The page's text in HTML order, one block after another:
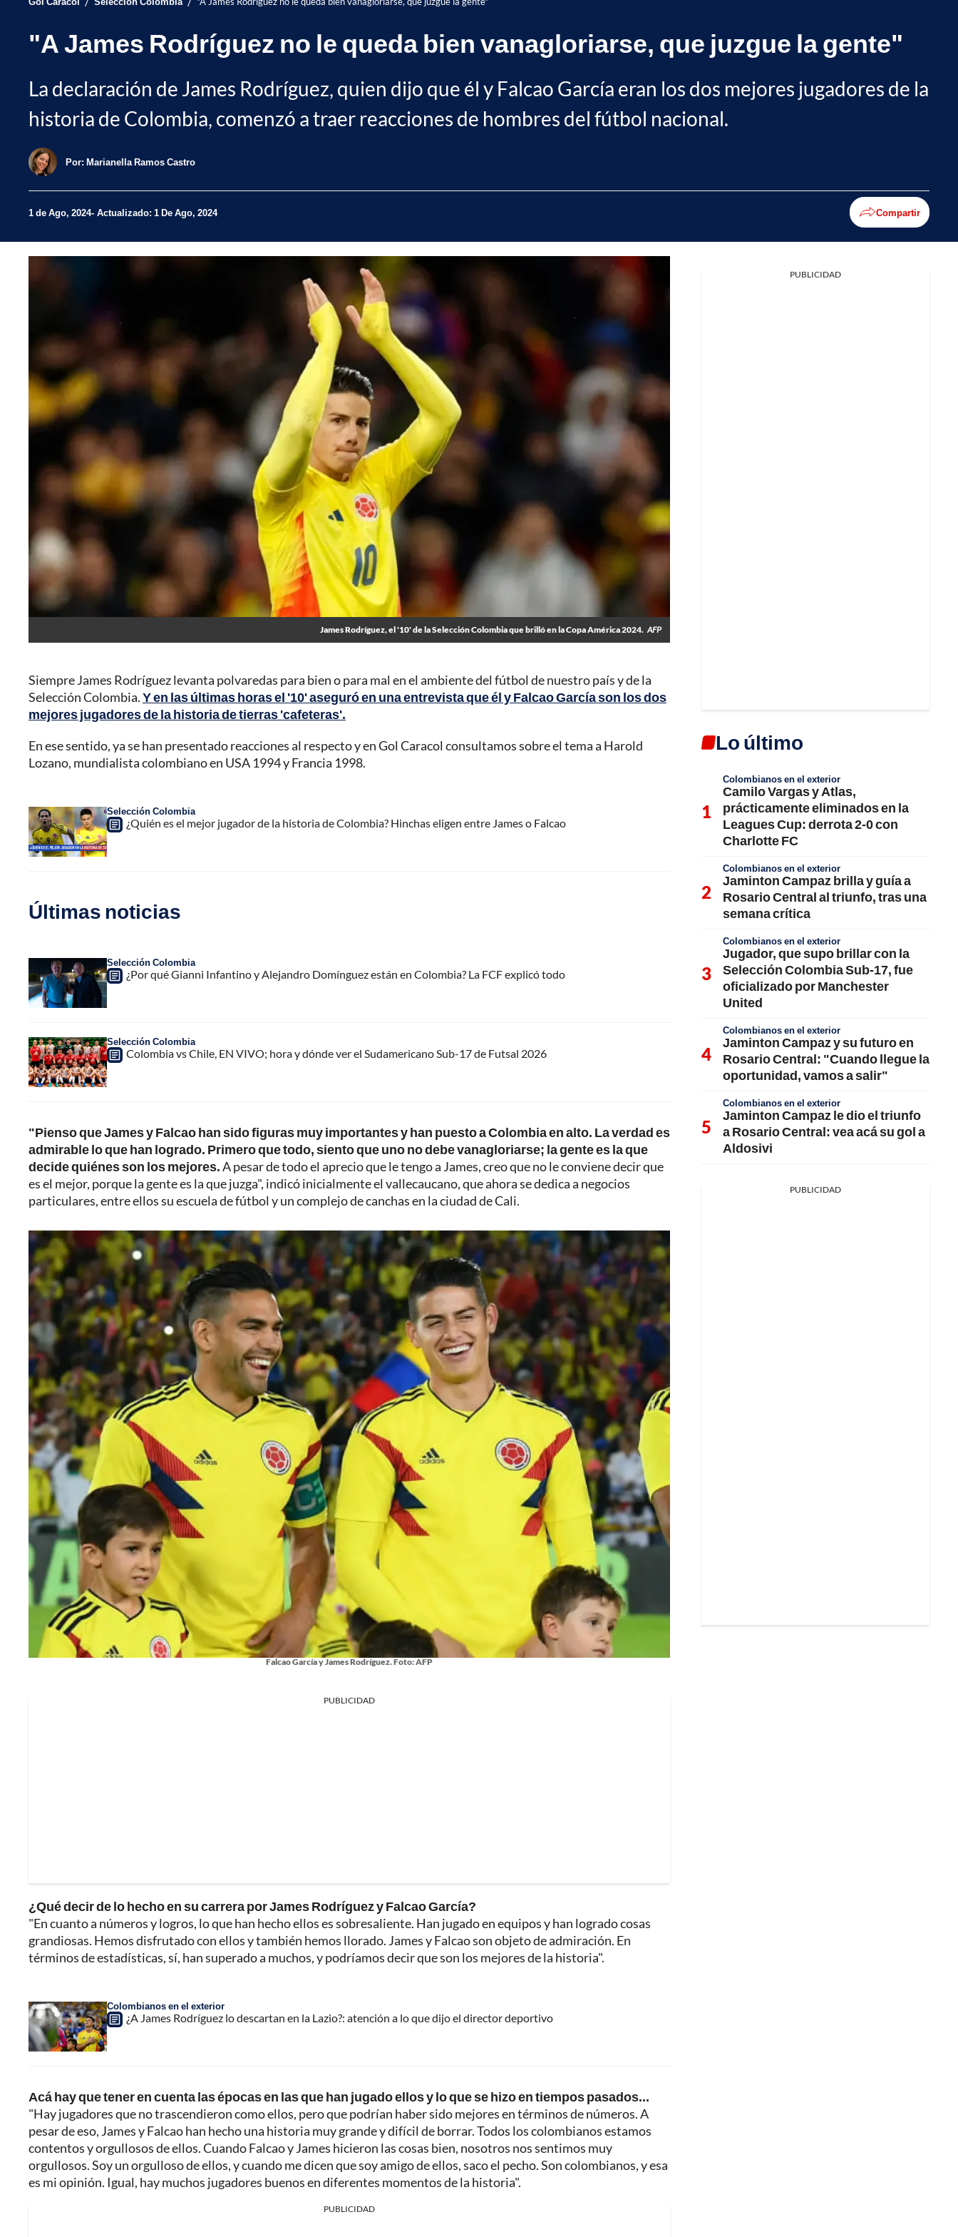
"A James Rodríguez no le queda bien vanagloriarse, que juzgue la gente"
La declaración de James Rodríguez, quien dijo que él y Falcao García eran los dos mejores jugadores de la
historia de Colombia, comenzó a traer reacciones de hombres del fútbol nacional.
Por: Marianella Ramos Castro
1 de Ago, 2024 Actualizado: 1 De Ago, 2024 Compartir
James Rodríguez, el '10' de la Selección Colombia que brilló en la Copa América 2024. AFP
Siempre James Rodríguez levanta polvaredas para bien o para mal en el ambiente del fútbol de nuestro país y de la
Selección Colombia.Y en las últimas horas el '10' aseguró en una entrevista que él y Falcao García son los dos
mejores jugadores de la historia de tierras 'cafeteras'.
En ese sentido, ya se han presentado reacciones al respecto y en Gol Caracol consultamos sobre el tema a Harold
Lozano, mundialista colombiano en USA 1994 y Francia 1998.
Selección Colombia
¿Quién es el mejor jugador de la historia de Colombia? Hinchas eligen entre James o Falcao
Últimas noticias
Selección Colombia
¿Por qué Gianni Infantino y Alejandro Domínguez están en Colombia? La FCF explicó todo
Selección Colombia
Colombia vs Chile, EN VIVO; hora y dónde ver el Sudamericano Sub-17 de Futsal 2026
"Pienso que James y Falcao han sido figuras muy importantes y han puesto a Colombia en alto. La verdad es
admirable lo que han logrado. Primero que todo, siento que uno no debe vanagloriarse; la gente es la que
decide quiénes son los mejores.A pesar de todo el aprecio que le tengo a James, creo que no le conviene decir que
es el mejor, porque la gente es la que juzga", indicó inicialmente el vallecaucano, que ahora se dedica a negocios
particulares, entre ellos su escuela de fútbol y un complejo de canchas en la ciudad de Cali.
Falcao García y James Rodríguez. Foto: AFP
PUBLICIDAD
¿Qué decir de lo hecho en su carrera por James Rodríguez y Falcao García?
"En cuanto a números y logros, lo que han hecho ellos es sobresaliente. Han jugado en equipos y han logrado cosas
grandiosas. Hemos disfrutado con ellos y también hemos llorado. James y Falcao son objeto de admiración. En
términos de estadísticas, sí, han superado a muchos, y podríamos decir que son los mejores de la historia".
Colombianos en el exterior
¿A James Rodríguez lo descartan en la Lazio?: atención a lo que dijo el director deportivo
Acá hay que tener en cuenta las épocas en las que han jugado ellos y lo que se hizo en tiempos pasados...
"Hay jugadores que no trascendieron como ellos, pero que podrían haber sido mejores en términos de números. A
pesar de eso, James y Falcao han hecho una historia muy grande y difícil de borrar. Todos los colombianos estamos
contentos y orgullosos de ellos. Cuando Falcao y James hicieron las cosas bien, nosotros nos sentimos muy
orgullosos. Soy un orgulloso de ellos, y cuando me dicen que soy amigo de ellos, saco el pecho. Son colombianos, y esa
es mi opinión. Igual, hay muchos jugadores buenos en diferentes momentos de la historia".
PUBLICIDAD
PUBLICIDAD
Lo último
Colombianos en el exterior
Camilo Vargas y Atlas,
prácticamente eliminados en la
Leagues Cup: derrota 2-0 con
Charlotte FC
Colombianos en el exterior
Jaminton Campaz brilla y guía a
Rosario Central al triunfo, tras una
semana crítica
Colombianos en el exterior
Jugador, que supo brillar con la
Selección Colombia Sub-17, fue
oficializado por Manchester
United
Colombianos en el exterior
Jaminton Campaz y su futuro en
Rosario Central: "Cuando llegue la
oportunidad, vamos a salir"
Colombianos en el exterior
Jaminton Campaz le dio el triunfo
a Rosario Central: vea acá su gol a
Aldosivi
PUBLICIDAD